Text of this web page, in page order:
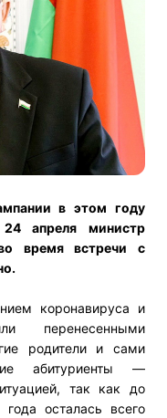
в этом году
апреля министр
время встречи с
коронавируса и
перенесенными
родители и сами
абитуриенты —
так как до
осталась всего